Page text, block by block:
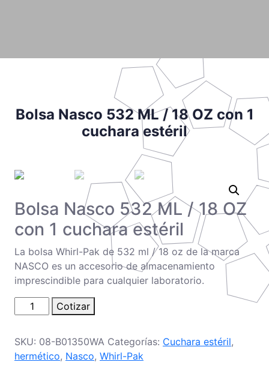
Bolsa Nasco 532 ML / 18 OZ con 1
cuchara estéril
Bolsa Nasco 532 ML / 18 OZ
con 1 cuchara estéril
La bolsa Whirl-Pak de 532 ml / 18 oz de la marca
NASCO es un accesorio de almacenamiento
imprescindible para cualquier laboratorio.
Bolsa
Nasco
ML
/
Cotizar
SKU: 08-B01350WA Categorías: Cuchara estéril,
hermético, Nasco, Whirl-Pak